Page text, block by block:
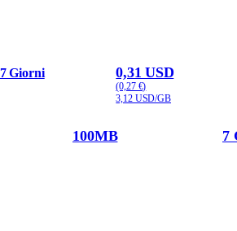
7 Giorni 0,31 USD
(0,27 €)
3,12 USD/GB
100MB 7